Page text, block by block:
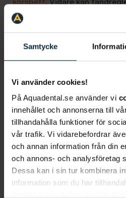
Samtycke
Vi använder cookies!
På Aquadental.se använder vi
innehållet och annonserna till
tillhandahålla funktioner för
vår trafik. Vi vidarebefordrar
och annan information från din
och annons- och analysföretag
Dessa kan i sin tur kombinera
information som du har
lämplig behandling om du har
tänder och önskar korrigera
skäl. Genom att korrigera
tuggförmåga och slitaget på
Tandreglering i
behandling till
Med tandreglering får du
kan vara livet ut. Att
hjälp av tandreglering
funktionen i munnen och på
livskvalitet. Undrar du över